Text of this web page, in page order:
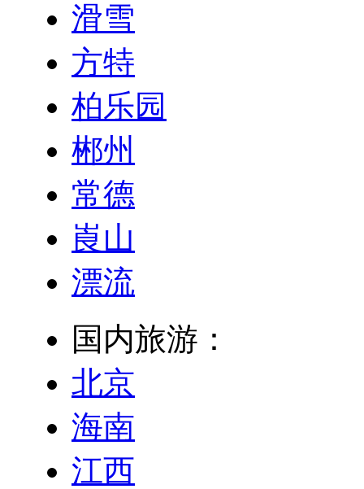
滑雪
方特
柏乐园
郴州
常德
崀山
漂流
国内旅游：
北京
海南
江西